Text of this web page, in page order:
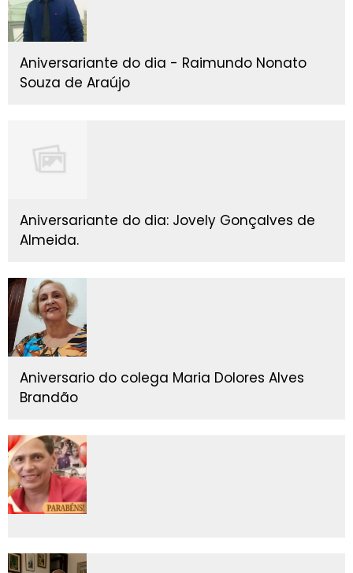
Aniversariante do dia - Raimundo Nonato
Souza de Araújo
Aniversariante do dia: Jovely Gonçalves de
Almeida.
Aniversario do colega Maria Dolores Alves
Brandão